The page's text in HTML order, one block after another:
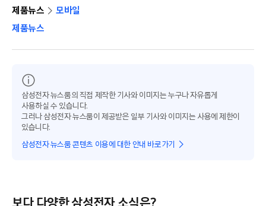
제품뉴스
모바일
제품뉴스
삼성전자 뉴스룸의 직접 제작한 기사와 이미지는 누구나 자유롭게
사용하실 수 있습니다.
그러나 삼성전자 뉴스룸이 제공받은 일부 기사와 이미지는 사용에 제한이
있습니다.
삼성전자 뉴스룸 콘텐츠 이용에 대한 안내 바로가기